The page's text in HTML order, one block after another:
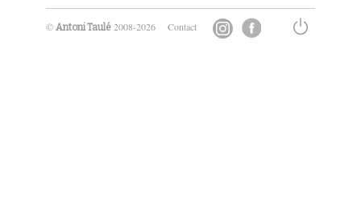
© Antoni Taulé 2008-2026 Contact